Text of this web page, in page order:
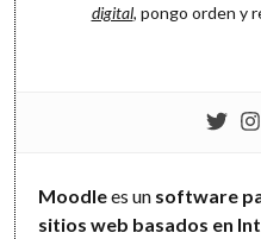
digital, pongo orden y
Moodlees un software
sitios web basados en